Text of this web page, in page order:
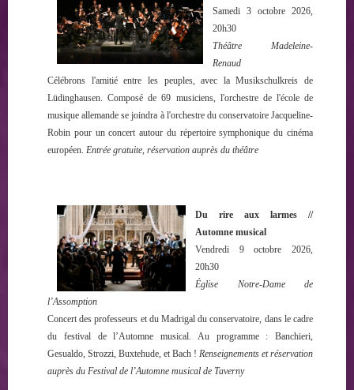
Samedi 3 octobre 2026,
20h30
Théâtre Madeleine-
Renaud
Célébrons l'amitié entre les peuples, avec la Musikschulkreis de
Lüdinghausen. Composé de 69 musiciens, l'orchestre de l'école de
musique allemande se joindra à l'orchestre du conservatoire Jacqueline-
Robin pour un concert autour du répertoire symphonique du cinéma
européen. Entrée gratuite, réservation auprès du théâtre
Du rire aux larmes //
Automne musical
Vendredi 9 octobre 2026,
20h30
Église Notre-Dame de
l’Assomption
Concert des professeurs et du Madrigal du conservatoire, dans le cadre
du festival de l’Automne musical. Au programme : Banchieri,
Gesualdo, Strozzi, Buxtehude, et Bach ! Renseignements et réservation
auprès du Festival de l’Automne musical de Taverny